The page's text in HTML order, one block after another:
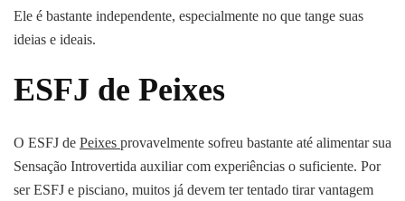
Ele é bastante independente, especialmente no que tange suas
ideias e ideais.
ESFJ de Peixes
O ESFJ de Peixes provavelmente sofreu bastante até alimentar sua
Sensação Introvertida auxiliar com experiências o suficiente. Por
ser ESFJ e pisciano, muitos já devem ter tentado tirar vantagem